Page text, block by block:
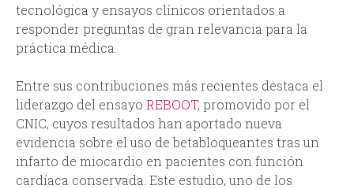
tecnológica y ensayos clínicos orientados a
responder preguntas de gran relevancia para la
práctica médica.
Entre sus contribuciones más recientes destaca el
liderazgo del ensayo REBOOT, promovido por el
CNIC, cuyos resultados han aportado nueva
evidencia sobre el uso de betabloqueantes tras un
infarto de miocardio en pacientes con función
cardíaca conservada. Este estudio, uno de los